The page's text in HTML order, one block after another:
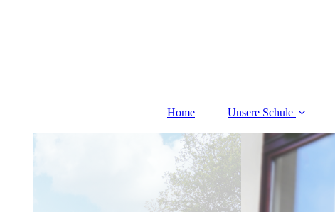
Home Unsere Schule